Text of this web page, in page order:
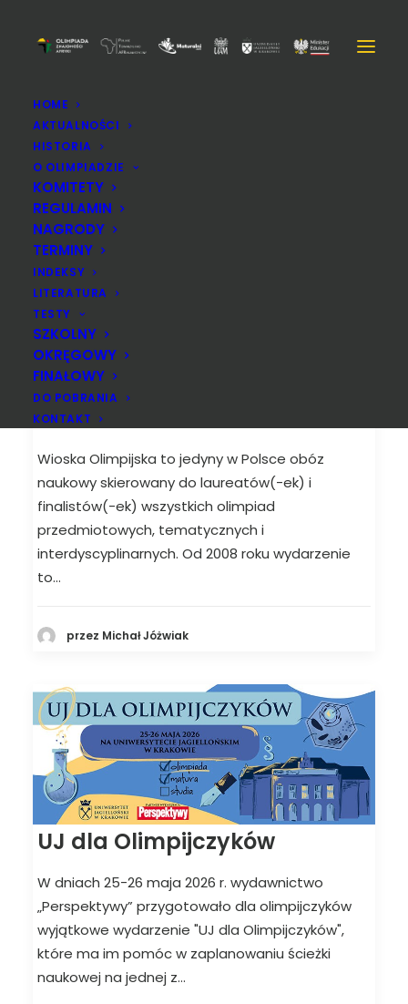
HOME
AKTUALNOŚCI
HISTORIA
O OLIMPIADZIE
KOMITETY
REGULAMIN
NAGRODY
TERMINY
INDEKSY
LITERATURA
TESTY
SZKOLNY
OKRĘGOWY
FINAŁOWY
DO POBRANIA
KONTAKT
Wioska Olimpijska - obóz
naukowy dla finalistów i
laureatów
Wioska Olimpijska to jedyny w Polsce obóz
naukowy skierowany do laureatów(-ek) i
finalistów(-ek) wszystkich olimpiad
przedmiotowych, tematycznych i
interdyscyplinarnych. Od 2008 roku wydarzenie
to…
przez Michał Jóżwiak
UJ dla Olimpijczyków
W dniach 25-26 maja 2026 r. wydawnictwo
„Perspektywy” przygotowało dla olimpijczyków
wyjątkowe wydarzenie "UJ dla Olimpijczyków",
które ma im pomóc w zaplanowaniu ścieżki
naukowej na jednej z…